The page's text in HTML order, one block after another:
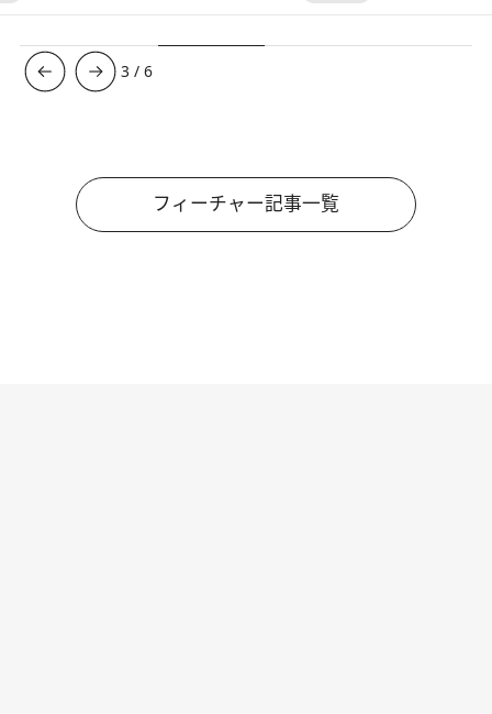
3 /6
フィーチャー記事一覧